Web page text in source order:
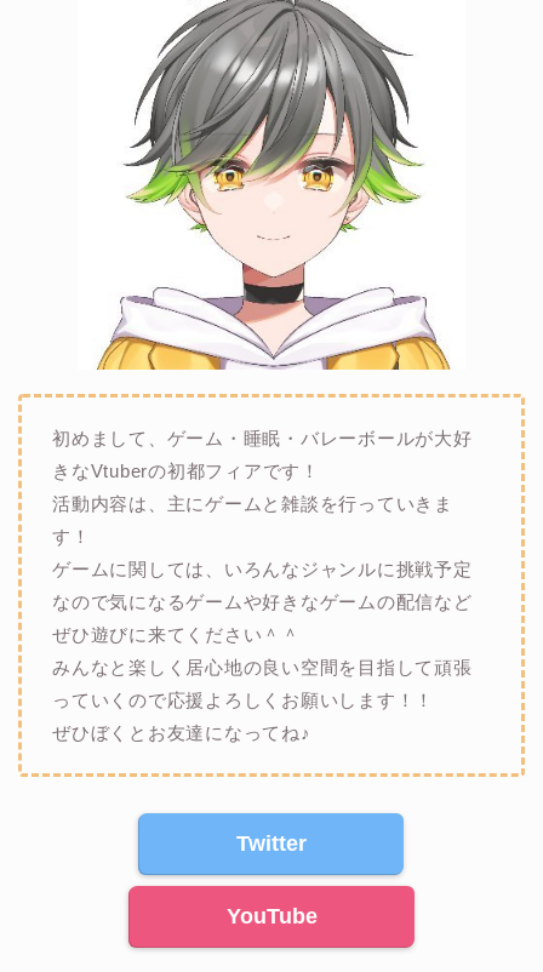
初めまして、ゲーム・睡眠・バレーボールが大好
きなVtuberの初都フィアです！
活動内容は、主にゲームと雑談を行っていきま
す！
ゲームに関しては、いろんなジャンルに挑戦予定
なので気になるゲームや好きなゲームの配信など
ぜひ遊びに来てください＾＾
みんなと楽しく居心地の良い空間を目指して頑張
っていくので応援よろしくお願いします！！
ぜひぼくとお友達になってね♪
Twitter
YouTube